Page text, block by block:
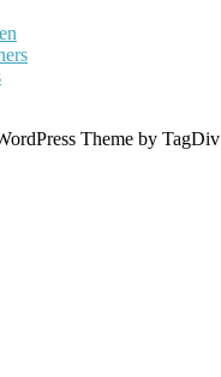
Theme by TagDiv